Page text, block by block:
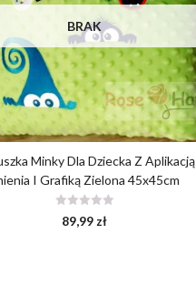
BRAK
Minky Dla Dziecka Z Aplikacją
I Grafiką Zielona 45x45cm
89,99 zł